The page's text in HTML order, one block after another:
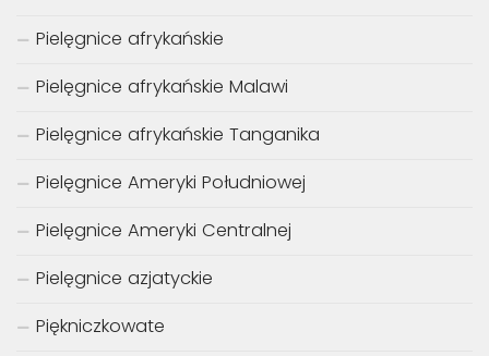
Pielęgnice afrykańskie
Pielęgnice afrykańskie Malawi
Pielęgnice afrykańskie Tanganika
Pielęgnice Ameryki Południowej
Pielęgnice Ameryki Centralnej
Pielęgnice azjatyckie
Piękniczkowate